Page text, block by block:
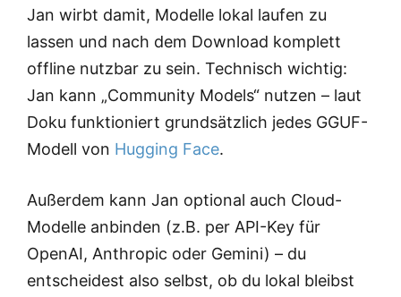
Jan wirbt damit, Modelle lokal laufen zu
lassen und nach dem Download komplett
offline nutzbar zu sein. Technisch wichtig:
Jan kann „Community Models“ nutzen – laut
Doku funktioniert grundsätzlich jedes GGUF-
Modell von Hugging Face.
Außerdem kann Jan optional auch Cloud-
Modelle anbinden (z.B. per API-Key für
OpenAI, Anthropic oder Gemini) – du
entscheidest also selbst, ob du lokal bleibst